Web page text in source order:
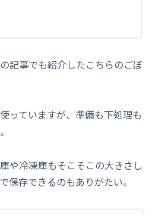
記事でも紹介したこちらのごぼ
っていますが、準備も下処理も
や冷凍庫もそこそこの大きさし
保存できるのもありがたい。